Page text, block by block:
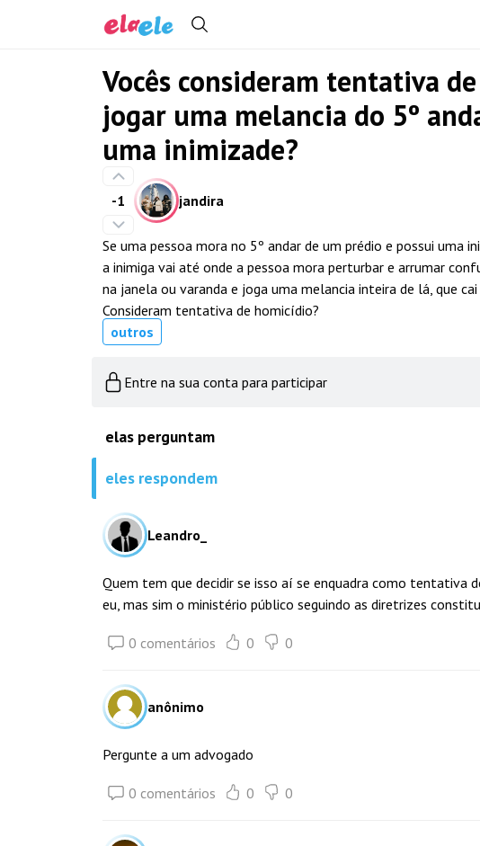
Vocês consideram tentativa
jogar uma melancia do 5º
uma inimizade?
-1 jandira
Se uma pessoa mora no 5º andar de um prédio e possui
a inimiga vai até onde a pessoa mora perturbar e arrumar
na janela ou varanda e joga uma melancia inteira de lá, que
Consideram tentativa de homicídio?
outros
Entre na sua conta para participar
elas perguntam
eles respondem
Leandro_
Quem tem que decidir se isso aí se enquadra como tentativa
eu, mas sim o ministério público seguindo as diretrizes
0 comentários 0 0
anônimo
Pergunte a um advogado
0 comentários 0 0